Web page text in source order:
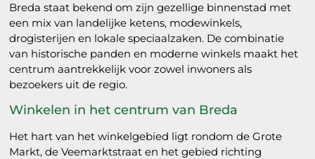
Breda staat bekend om zijn gezellige binnenstad met
een mix van landelijke ketens, modewinkels,
drogisterijen en lokale speciaalzaken. De combinatie
van historische panden en moderne winkels maakt het
centrum aantrekkelijk voor zowel inwoners als
bezoekers uit de regio.
Winkelen in het centrum van Breda
Het hart van het winkelgebied ligt rondom de Grote
Markt, de Veemarktstraat en het gebied richting